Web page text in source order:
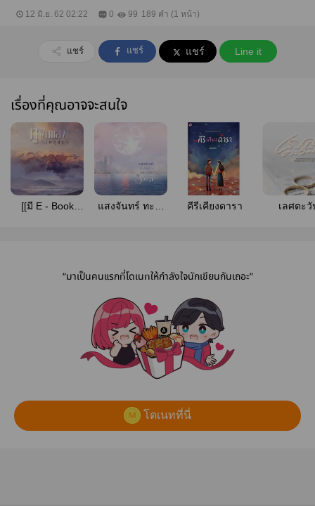
12 มิ.ย. 62 02:22 0 99 189 คำ (1 หน้า)
แชร์ แชร์ แชร์ Line it
เรื่องที่คุณอาจจะสนใจ
[[มี E - Book
แสงจันทร์ ทะเล
คีรีเคียงดารา เลศตะ
“มาเป็นคนแรกที่โดเนทให้กำลังใจนักเขียนกันเถอะ”
โดเนทที่นี่